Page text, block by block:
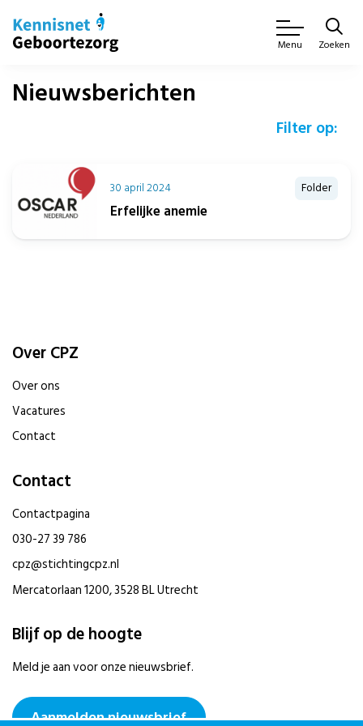
Menu Zoeken
Nieuwsberichten
Filter op:
30 april 2024 Folder
Erfelijke anemie
Over CPZ
Over ons
Vacatures
Contact
Contact
Contactpagina
030-27 39 786
cpz@stichtingcpz.nl
Mercatorlaan 1200, 3528 BL Utrecht
Blijf op de hoogte
Meld je aan voor onze nieuwsbrief.
Aanmelden nieuwsbrief